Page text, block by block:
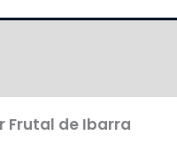
Frutal de Ibarra